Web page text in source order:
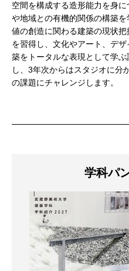
空間を構成する造形能力を身
や地域との有機的関係の構築
値の創造に関わる建築の現状
を習得し、文化やアート、デ
築をトータルな表現として学
し、3年次からはスタジオに分
の課題にチャレンジします。
学科パ